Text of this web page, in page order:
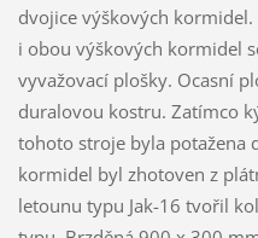
dvojice výškových
i obou výškových kormidel
vyvažovací plošky. Ocasní
duralovou kostru. Zatímco
tohoto stroje byla potažena
kormidel byl zhotoven z
letounu typu Jak-16 tvořil